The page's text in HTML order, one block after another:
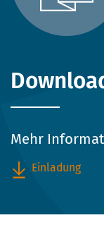
Mehr
Einladung